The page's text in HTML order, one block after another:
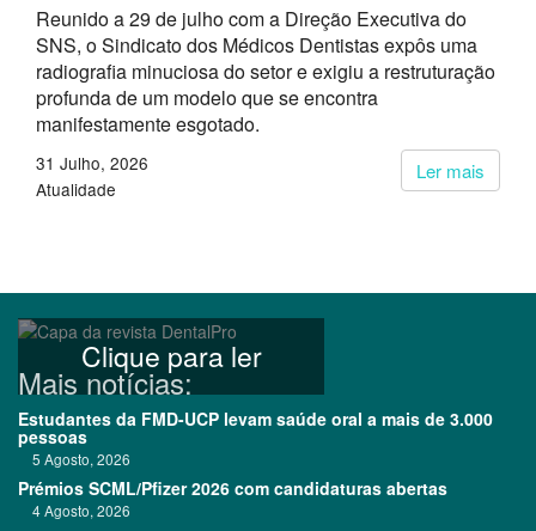
Reunido a 29 de julho com a Direção Executiva do
SNS, o Sindicato dos Médicos Dentistas expôs uma
radiografia minuciosa do setor e exigiu a restruturação
profunda de um modelo que se encontra
manifestamente esgotado.
Ler mais
31 Julho, 2026
Atualidade
Clique para ler
Mais notícias:
Estudantes da FMD-UCP levam saúde oral a mais de 3.000
pessoas
5 Agosto, 2026
Prémios SCML/Pfizer 2026 com candidaturas abertas
4 Agosto, 2026